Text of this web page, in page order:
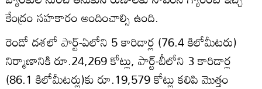
కేంద్రం సహకారం అందించాల్సి ఉంది.
రెండో దశలో పార్ట్‌-ఏలోని 5 కారిడార్ల (76.4 కిలోమీటరు)
నిర్మాణానికి రూ.24,269 కోట్లు, పార్ట్‌-బీలోని 3 కారిడార్ల
(86.1 కిలోమీటర్లు)కు రూ.19,579 కోట్లు కలిపి మొత్తం